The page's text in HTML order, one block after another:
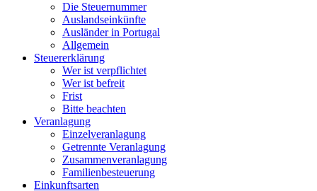
Die Steuernummer
Auslandseinkünfte
Ausländer in Portugal
Allgemein
Steuererklärung
Wer ist verpflichtet
Wer ist befreit
Frist
Bitte beachten
Veranlagung
Einzelveranlagung
Getrennte Veranlagung
Zusammenveranlagung
Familienbesteuerung
Einkunftsarten